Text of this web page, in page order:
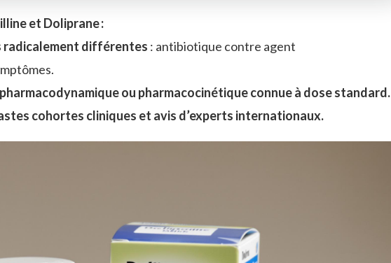
et Doliprane :
radicalement différentes : antibiotique contre agent
ou pharmacocinétique connue à dose standard.
cohortes cliniques et avis d’experts internationaux.